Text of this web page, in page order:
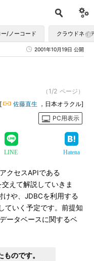
ー/ノーコード クラウドネイ
2001年10月19日 公開
（1/2 ページ）
[
佐藤直生 ，日本オラクル]
PC用表示
LINE Hatena
クセスAPIである
えて解説していきま
けや、JDBCを利用する
ていく予定です。前提知
ータベースに関するベ
のです。